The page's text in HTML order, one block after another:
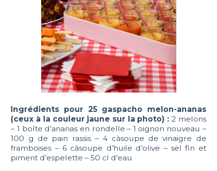
Ingrédients pour 25 gaspacho melon-ananas
(ceux à la couleur jaune sur la photo) : 2 melons
– 1 boîte d’ananas en rondelle – 1 oignon nouveau –
100 g de pain rassis – 4 càsoupe de vinaigre de
framboises – 6 càsoupe d’huile d’olive – sel fin et
piment d’espelette – 50 cl d’eau